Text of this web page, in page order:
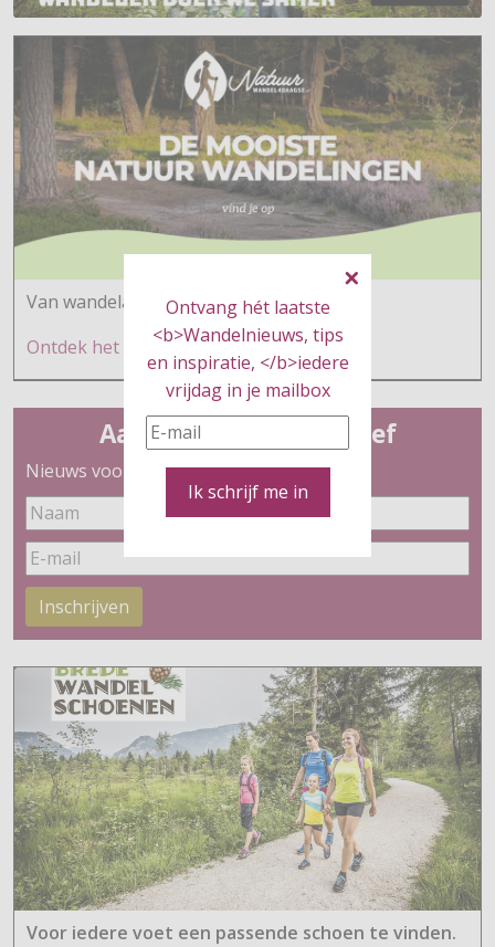
Ontvang hét laatste
<b>Wandelnieuws, tips
en inspiratie, </b>iedere
vrijdag in je mailbox
Ik schrijf me in
Van wandelaars voor wandelaars
Ontdek het hier
Aanmelden nieuwsbrief
Nieuws voor wandelaars
Inschrijven
Voor iedere voet een passende schoen te vinden.